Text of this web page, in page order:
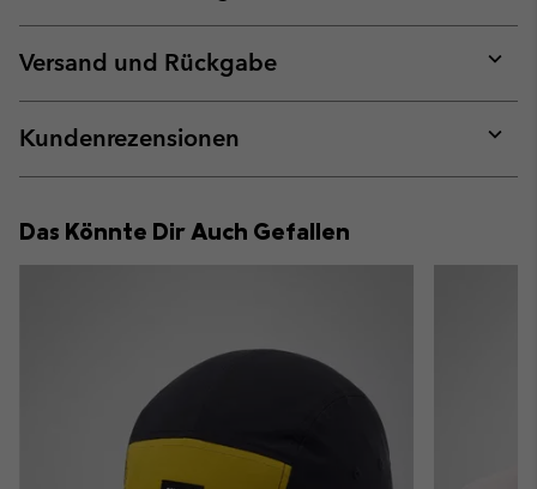
or
Versand und Rückgabe
or
Kundenrezensionen
or
Das Könnte Dir Auch Gefallen